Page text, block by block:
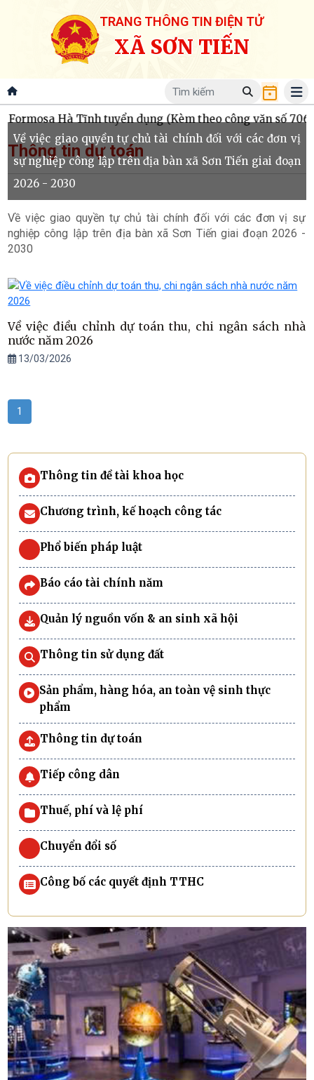
TRANG THÔNG TIN ĐIỆN TỬ
XÃ SƠN TIẾN
Hà Tĩnh tuyển dụng (Kèm theo công văn số 706/
Thông tin dự toán
Về việc giao quyền tự chủ tài chính đối với các đơn vị
sự nghiệp công lập trên địa bàn xã Sơn Tiến giai đoạn
2026 - 2030
Về việc giao quyền tự chủ tài chính đối với các đơn vị sự
nghiệp công lập trên địa bàn xã Sơn Tiến giai đoạn 2026 -
2030
Về việc điều chỉnh dự toán thu, chi ngân sách nhà
nước năm 2026
13/03/2026
1
Thông tin đề tài khoa học
Chương trình, kế hoạch công tác
Phổ biến pháp luật
Báo cáo tài chính năm
Quản lý nguồn vốn & an sinh xã hội
Thông tin sử dụng đất
Sản phẩm, hàng hóa, an toàn vệ sinh thực
phẩm
Thông tin dự toán
Tiếp công dân
Thuế, phí và lệ phí
Chuyển đổi số
Công bố các quyết định TTHC